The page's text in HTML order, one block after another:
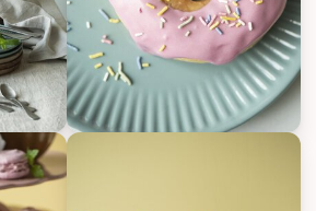
Mynte, Bild 11
IB Laursen Frühstücksteller